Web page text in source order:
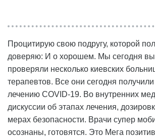
Процитирую свою подругу, которой
доверяю: И о хорошем. Мы сегодня
проверяли несколько киевских
терапевтов. Все они сегодня
лечению COVID-19. Во внутренних
дискуссии об этапах лечения,
мерах безопасности. Врачи супер
осознаны, готовятся. Это Мега